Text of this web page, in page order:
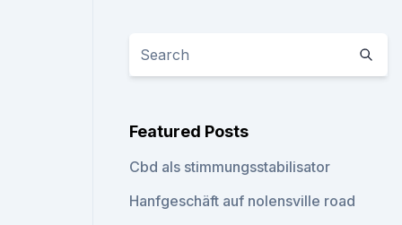
Featured Posts
Cbd als stimmungsstabilisator
Hanfgeschäft auf nolensville road